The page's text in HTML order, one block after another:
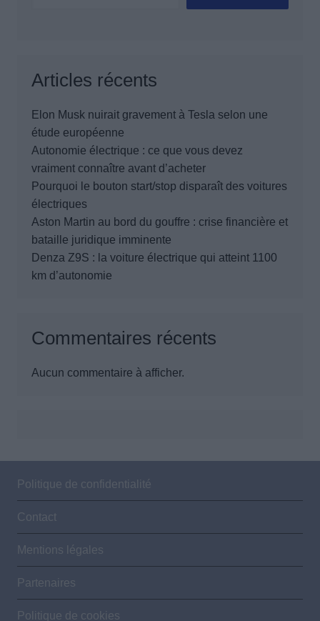
Articles récents
Elon Musk nuirait gravement à Tesla selon une
étude européenne
Autonomie électrique : ce que vous devez
vraiment connaître avant d’acheter
Pourquoi le bouton start/stop disparaît des voitures
électriques
Aston Martin au bord du gouffre : crise financière et
bataille juridique imminente
Denza Z9S : la voiture électrique qui atteint 1100
km d’autonomie
Commentaires récents
Aucun commentaire à afficher.
Politique de confidentialité
Contact
Mentions légales
Partenaires
Politique de cookies